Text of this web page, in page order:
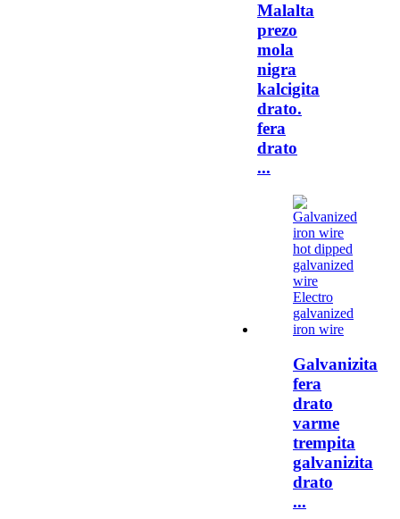
Malalta
prezo
mola
nigra
kalcigita
drato.
fera
drato
...
Galvanizita
fera
drato
varme
trempita
galvanizita
drato
...